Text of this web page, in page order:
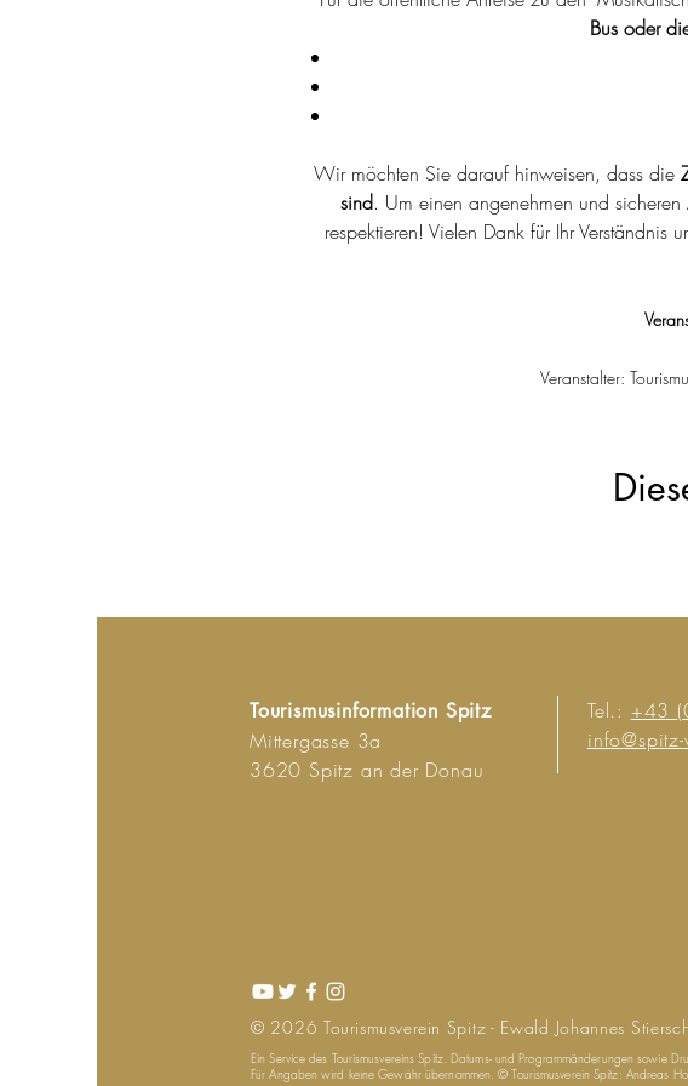
Bus oder
Wir möchten Sie darauf hinweisen, dass die
sind. Um einen angenehmen und
respektieren! Vielen Dank für Ihr
Veranstalter:
Tourismusinformation Spitz
Mittergasse 3a
3620 Spitz an der Donau
Tel.: +43
© 2026 Tourismusverein Spitz - Ewald Johannes
Ein Service des Tourismusvereins Spitz. Datums- und Programmänderungen sowie
Für Angaben wird keine Gewähr übernommen. © Tourismusverein Spitz: Andreas